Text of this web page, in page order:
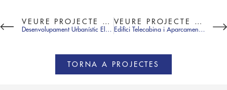
TORNA A PROJECTES
VEURE PROJECTE ANTERIOR
Desenvolupament Urbanístic El Falgueró
VEURE PROJECTE SEGÜENT
Edifici Telecabina i Aparcament Funicamp